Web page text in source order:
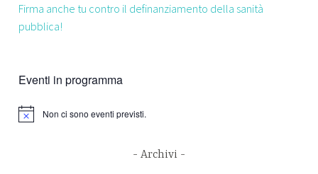
Firma anche tu contro il definanziamento della sanità
pubblica!
Eventi in programma
Non ci sono eventi previsti.
Archivi